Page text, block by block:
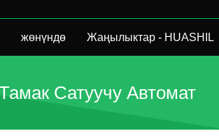
жөнүндө Жаңылыктар - HUASHIL
Сатуучу Автомат